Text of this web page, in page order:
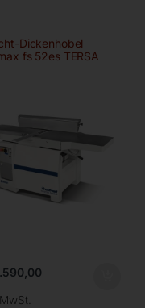
Dickenhobel
fs 52es TERSA